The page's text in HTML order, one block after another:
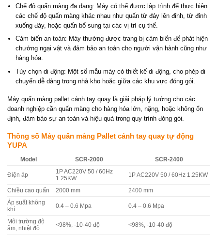
Chế độ quấn màng đa dạng: Máy có thể được lập trình để thực hiện
các chế độ quấn màng khác nhau như quấn từ đáy lên đỉnh, từ đỉnh
xuống đáy, hoặc quấn bổ sung tại các vị trí cụ thể.
Cảm biến an toàn: Máy thường được trang bị cảm biến để phát hiện
chướng ngại vật và đảm bảo an toàn cho người vận hành cũng như
hàng hóa.
Tùy chọn di động: Một số mẫu máy có thiết kế di động, cho phép di
chuyển dễ dàng trong nhà kho hoặc giữa các khu vực đóng gói.
Máy quấn màng pallet cánh tay quay là giải pháp lý tưởng cho các
doanh nghiệp cần quấn màng cho hàng hóa lớn, nặng, hoặc không ổn
định, đảm bảo sự an toàn và hiệu quả trong quy trình đóng gói.
Thông số Máy quấn màng Pallet cánh tay quay tự động
YUPA
Model SCR-2000 SCR-2400
Điện áp
1P AC220V 50 / 60Hz
1.25KW
1P AC220V 50 / 60Hz 1.25KW
Chiều cao quấn 2000 mm 2400 mm
Áp suất không
khí
0.4 – 0.6 Mpa 0.4 – 0.6 Mpa
Môi trường độ
ẩm, nhiệt độ
<98%, -10-40 độ <98%, -10-40 độ